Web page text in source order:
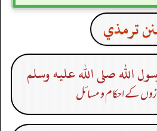
ترمذي
الله صلى الله عليه وسلم
کے احکام و مسائل